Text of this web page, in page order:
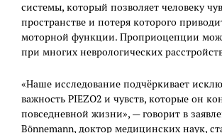
системы, который позволяет человеку
пространстве и потеря которого
моторной функции. Проприоцепции
при многих неврологических
«Наше исследование подчёркивает
важность PIEZO2 и чувств, которые он
повседневной жизни», — говорит в
Bönnemann, доктор медицинских наук,